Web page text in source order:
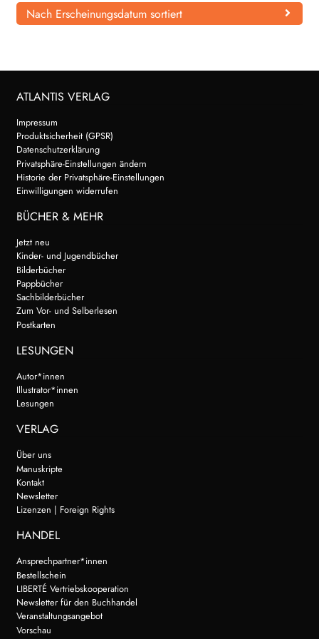
WEITERE VERLAGE
Nach Erscheinungsdatum sortiert
ATLANTIS VERLAG
Impressum
Produktsicherheit (GPSR)
Datenschutzerklärung
Privatsphäre-Einstellungen ändern
Historie der Privatsphäre-Einstellungen
Einwilligungen widerrufen
BÜCHER & MEHR
Jetzt neu
Kinder- und Jugendbücher
Bilderbücher
Pappbücher
Sachbilderbücher
Zum Vor- und Selberlesen
Postkarten
LESUNGEN
Autor*innen
Illustrator*innen
Lesungen
VERLAG
Über uns
Manuskripte
Kontakt
Newsletter
Lizenzen | Foreign Rights
HANDEL
Ansprechpartner*innen
Bestellschein
LIBERTÉ Vertriebskooperation
Newsletter für den Buchhandel
Veranstaltungsangebot
Vorschau